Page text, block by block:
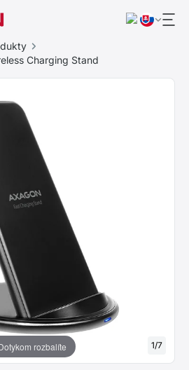
Charging Stand
rozbalíte 1/7